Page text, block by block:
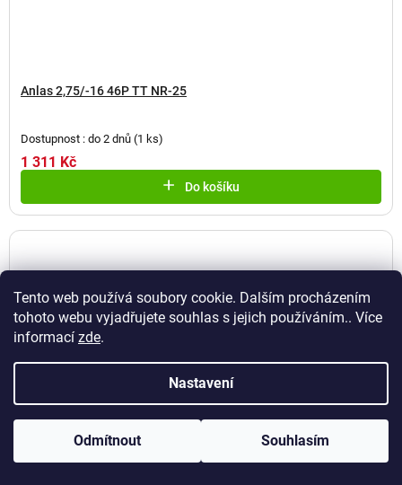
Tento web používá soubory cookie. Dalším procházením
tohoto webu vyjadřujete souhlas s jejich používáním.. Více
informací zde.
Nastavení
Odmítnout Souhlasím
Anlas 2,75/-16 46P TT NR-25
Dostupnost : do 2 dnů (1 ks)
1 311 Kč
Do košíku